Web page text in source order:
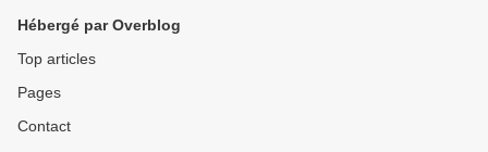
Hébergé par Overblog
Top articles
Pages
Contact